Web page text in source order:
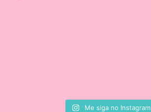
Me siga no Instagram